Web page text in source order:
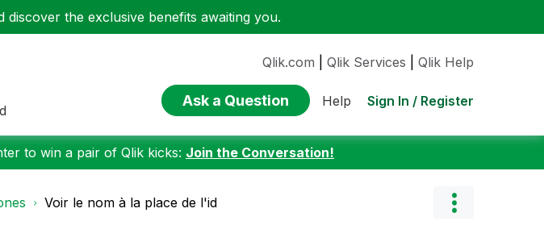
discover the exclusive benefits awaiting you.
Qlik.com Qlik Services Qlik Help
Ask a Question Help Sign In / Register
to win a pair of Qlik kicks: Join the Conversation!
Voir le nom à la place de l'id